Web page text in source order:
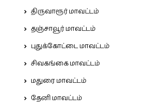
திருவாரூர் மாவட்டம்
தஞ்சாவூர் மாவட்டம்
புதுக்கோட்டை மாவட்டம்
சிவகங்கை மாவட்டம்
மதுரை மாவட்டம்
தேனி மாவட்டம்